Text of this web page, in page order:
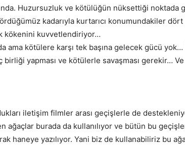
Huzursuzluk ve kötülüğün nüksettiği noktada
kadarıyla kurtarıcı konumundakiler
kökenini kuvvetlendiriyor…
ama kötülere karşı tek başına gelecek gücü
birliği yapması ve kötülerle savaşması gerekir…
iletişim filmler arası geçişlerle de
ağaçlar burada da kullanılıyor ve bütün bu
haneye yazılıyor. Yani biz de kullanabiliriz bu